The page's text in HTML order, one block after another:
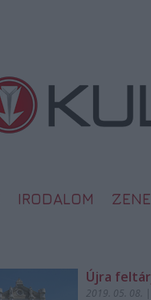
IRODALOM ZENE
Újra
2019. 05. 08. |